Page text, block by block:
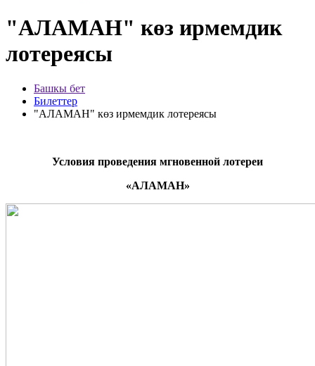
"АЛАМАН" көз ирмемдик
лотереясы
Башкы бет
Билеттер
"АЛАМАН" көз ирмемдик лотереясы
Условия проведения мгновенной лотереи
«АЛАМАН»